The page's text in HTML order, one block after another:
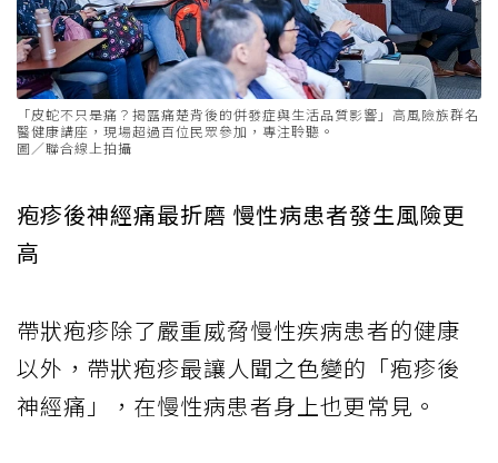
「皮蛇不只是痛？揭露痛楚背後的併發症與生活品質影響」高風險族群名
醫健康講座，現場超過百位民眾參加，專注聆聽。
圖／聯合線上拍攝
疱疹後神經痛最折磨 慢性病患者發生風險更
高
帶狀疱疹除了嚴重威脅慢性疾病患者的健康
以外，帶狀疱疹最讓人聞之色變的「疱疹後
神經痛」，在慢性病患者身上也更常見。